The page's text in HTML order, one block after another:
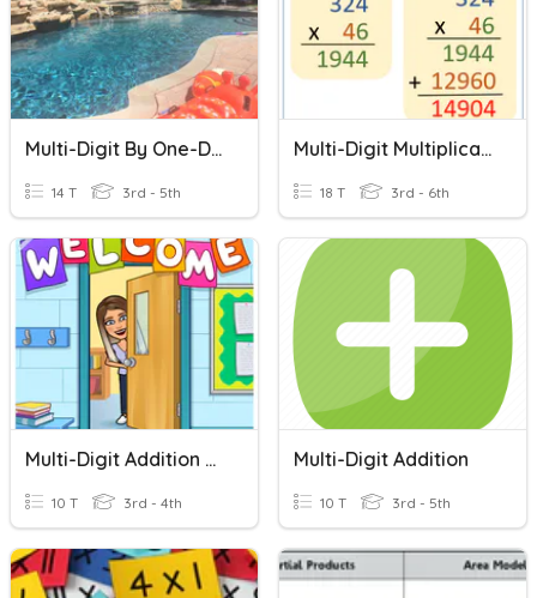
Multi-Digit By One-Digit Multiplication Quiz
14 T 3rd - 5th
Multi-Digit Multiplication
18 T 3rd - 6th
Multi-Digit Addition With Regrouping
10 T 3rd - 4th
Multi-Digit Addition
10 T 3rd - 5th